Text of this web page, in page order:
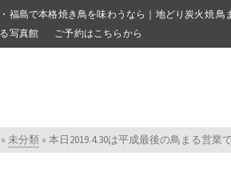
福島で本格焼き鳥を味わうなら｜地どり炭火焼 鳥
写真館
ご予約はこちらから
» 未分類 » 本日2019.4.30は平成最後の鳥まる営業